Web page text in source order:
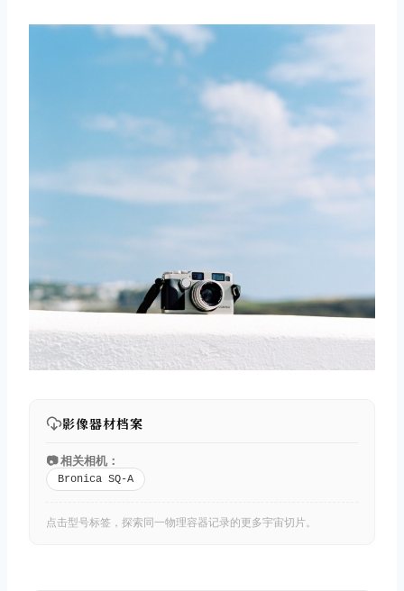
影像器材档案
📷 相关相机：
Bronica SQ-A
点击型号标签，探索同一物理容器记录的更多宇宙切片。
搜索